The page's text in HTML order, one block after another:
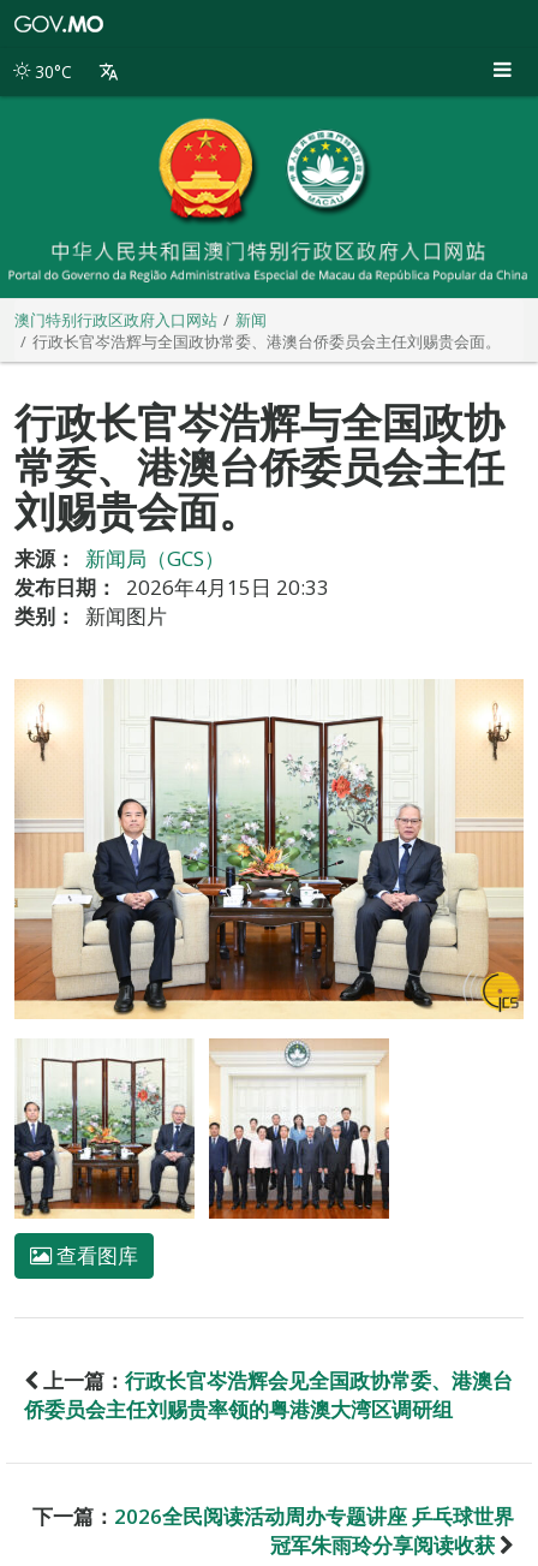
别
30°C
澳门特别行政区政府入口网站
新闻
行政长官岑浩辉与全国政协常委、港澳台侨委员会主任刘赐贵会面。
行政长官岑浩辉与全国政协
常委、港澳台侨委员会主任
刘赐贵会面。
来源：
新闻局（GCS）
发布日期：
2026年4月15日 20:33
类别：
新闻图片
查看图库
上一篇： 行政长官岑浩辉会见全国政协常委、港澳台
侨委员会主任刘赐贵率领的粤港澳大湾区调研组
下一篇： 2026全民阅读活动周办专题讲座 乒乓球世界
冠军朱雨玲分享阅读收获